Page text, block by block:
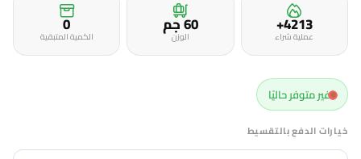
4213+
عملية شراء 60 جمالوزن 0
الكمية المتبقية
غير متوفر حاليًا
خيارات الدفع بالتقسيط